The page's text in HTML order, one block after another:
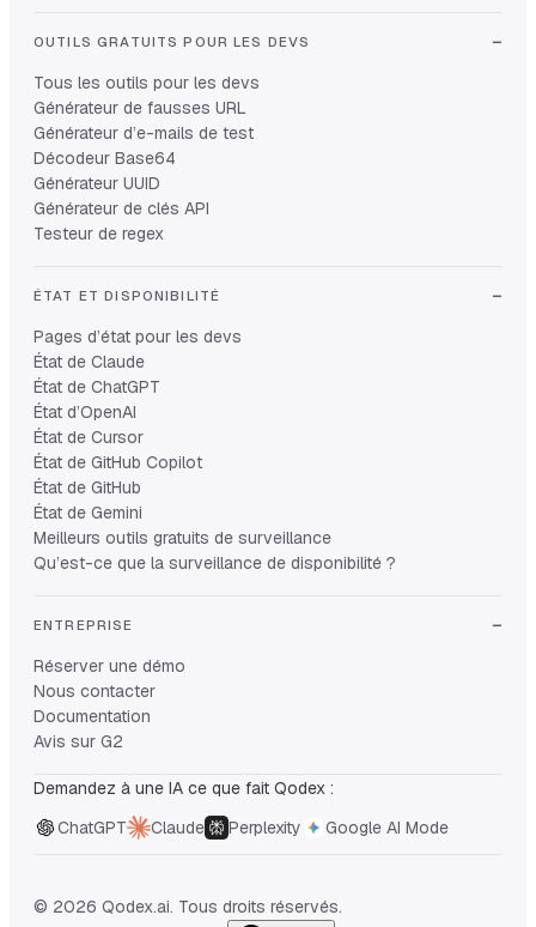
OUTILS GRATUITS POUR LES DEVS
Tous les outils pour les devs
Générateur de fausses URL
Générateur d’e-mails de test
Décodeur Base64
Générateur UUID
Générateur de clés API
Testeur de regex
ÉTAT ET DISPONIBILITÉ
Pages d’état pour les devs
État de Claude
État de ChatGPT
État d’OpenAI
État de Cursor
État de GitHub Copilot
État de GitHub
État de Gemini
Meilleurs outils gratuits de surveillance
Qu’est-ce que la surveillance de disponibilité ?
ENTREPRISE
Réserver une démo
Nous contacter
Documentation
Avis sur G2
Demandez à une IA ce que fait Qodex :
ChatGPT
Claude Perplexity Google AI Mode
© 2026 Qodex.ai. Tous droits réservés.